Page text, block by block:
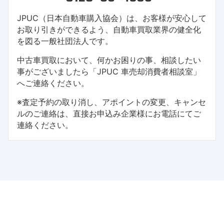
JPUC（日本自動車購入協会）は、お客様が安心して
お取り引きができるよう、自動車買取業界の健全化
を図る一般社団法人です。
中古車買取において、何かお困りの事、相談したい
事がございましたら「JPUC 車売却消費者相談室」
へご連絡ください。
※査定予約の取り消し、アポイントの変更、キャンセ
ルのご連絡は、直接お申込み企業様にお電話にてご
連絡ください。